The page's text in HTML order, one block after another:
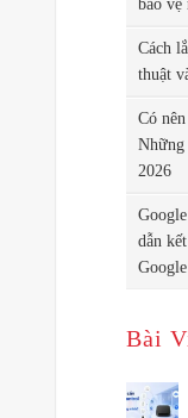
bảo vệ
Cách
thuật
Có
Những
2026
dẫn
Bài